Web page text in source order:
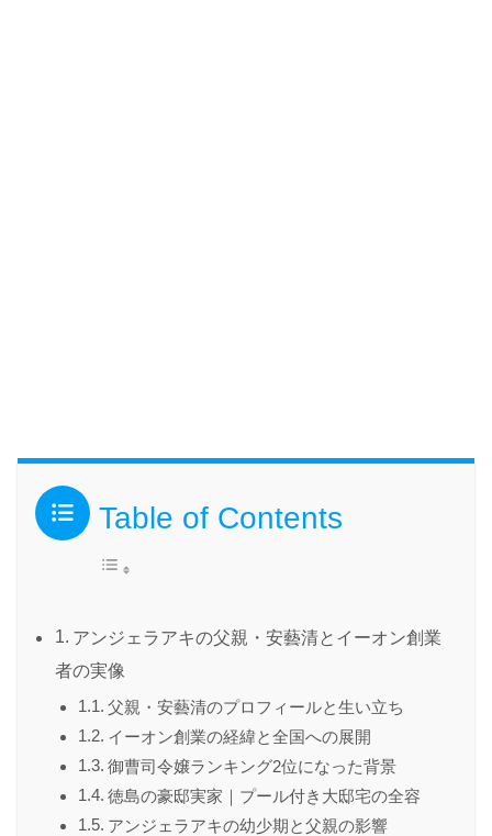
Table of Contents
アンジェラアキの父親・安藝清とイーオン創業
者の実像
父親・安藝清のプロフィールと生い立ち
イーオン創業の経緯と全国への展開
御曹司令嬢ランキング2位になった背景
徳島の豪邸実家｜プール付き大邸宅の全容
アンジェラアキの幼少期と父親の影響